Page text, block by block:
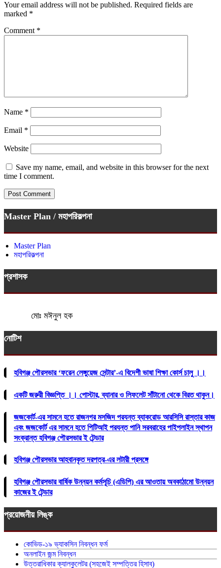
Your email address will not be published. Required fields are
marked *
Comment *
Name *
Email *
Website
Save my name, email, and website in this browser for the next
time I comment.
Master Plan / মহাপরিকল্পনা
Master Plan
মহাপরিকল্পনা
প্রশাসক
মোঃ মঈনুল হক
নোটিশ
হবিগঞ্জ পৌরসভার ‘ফরেন লেঙ্গুয়েজ সেন্টার’-এ বিদেশী ভাষা শিক্ষা কোর্স চালু ।।
একটি জরুরী বিজ্ঞপ্তি ।। পোস্টার, ব্যানার ও লিফলেট সাঁটানো থেকে বিরত থাকুন।
জজকোর্ট-এর সামনে হতে রাজনগর মসজিদ পরযন্ত ব্যাকরোড আরসিসি রাস্তার কাজ
এবং জজকোর্ট এর সামনে হতে পিটিআই পরযন্ত পানি সরবরাহের পাইপলাইন স্থাপন
সংক্রান্ত হবিগঞ্জ পৌরসভার ই টেন্ডার
হবিগঞ্জ পৌরসভার আহবানকৃত দরপত্র-এর লটারী প্রসঙ্গে
হবিগঞ্জ পৌরসভার বার্ষিক উন্নয়ন কর্মসূচি (এডিপি) এর আওতায় অবকাঠামো উন্নয়ন
কাজের ই টেন্ডার
প্রয়োজনীয় লিঙ্ক
কোভিড-১৯ ভ্যাকসিন নিবন্ধন ফর্ম
অনলাইন জন্ম নিবন্ধন
উত্তরাধিকার ক্যালকুলেটর (সহজেই সম্পত্তির হিসাব)